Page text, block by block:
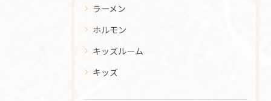
ラーメン
ホルモン
キッズルーム
キッズ